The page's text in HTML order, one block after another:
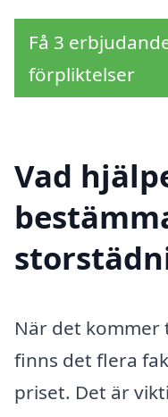
Få 3
förpliktelser
Vad
När det kommer
finns det flera
priset. Det är